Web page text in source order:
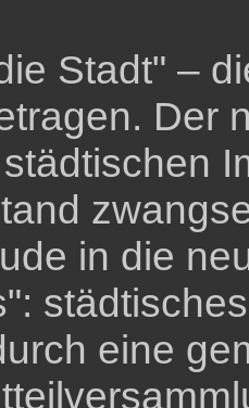
Stadt" –
Der
in die
eine